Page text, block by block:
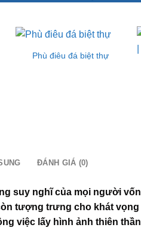
Phù điêu đá biệt thự
ĐÁNH GIÁ (0)
suy nghĩ của mọi người
tượng trưng cho khát
việc lấy hình ảnh thiên